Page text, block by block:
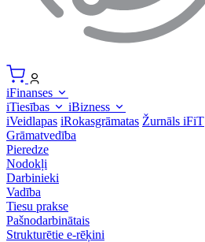
iFinanses
iTiesības
iBizness
iVeidlapas iRokasgrāmatas Žurnāls iFiT
Grāmatvedība
Pieredze
Nodokļi
Darbinieki
Vadība
Tiesu prakse
Pašnodarbinātais
Strukturētie e-rēķini